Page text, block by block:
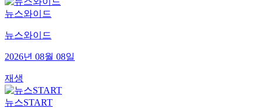
뉴스와이드
뉴스와이드
2026년 08월 08일
재생
뉴스START